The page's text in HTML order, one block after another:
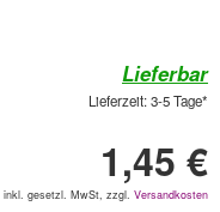
Lieferbar
Lieferzeit: 3-5 Tage*
1,45 €
inkl. gesetzl. MwSt, zzgl. Versandkosten